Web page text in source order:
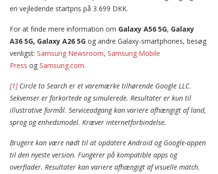
en vejledende startpris på 3 699 DKK.
For at finde mere information om Galaxy A56 5G, Galaxy
A36 5G, Galaxy A26 5G og andre Galaxy-smartphones, besøg
venligst: Samsung Newsroom, Samsung Mobile
Press og Samsung.com.
[1]Circle to Search er et varemærke tilhørende Google LLC.
Sekvenser er forkortede og simulerede. Resultater er kun til
illustrative formål. Serviceadgang kan variere afhængigt af land,
sprog og enhedsmodel. Kræver internetforbindelse.
Brugere kan være nødt til at opdatere Android og Google-appen
til den nyeste version. Fungerer på kompatible apps og
overflader. Resultater kan variere afhængigt af visuelle match.